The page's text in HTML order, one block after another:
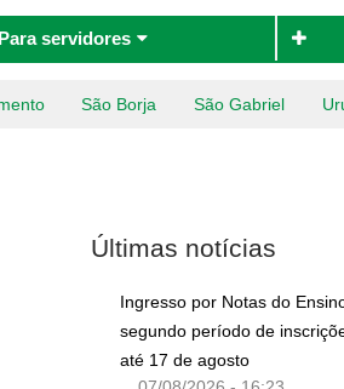
Para servidores
São Borja São Gabriel
Últimas notícias
Ingresso por Notas do
segundo período de
até 17 de agosto